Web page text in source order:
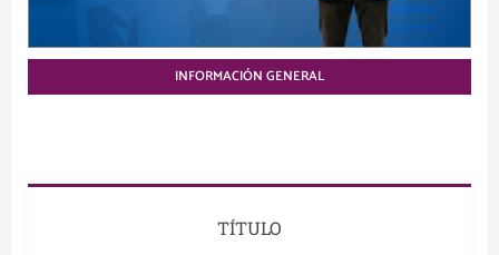
INFORMACIÓN GENERAL
TÍTULO